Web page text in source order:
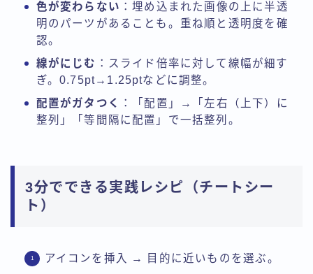
色が変わらない ：埋め込まれた画像の上に半透
明のパーツがあることも。重ね順と透明度を確
認。
線がにじむ ：スライド倍率に対して線幅が細す
ぎ。0.75pt→1.25ptなどに調整。
配置がガタつく
：「配置」→「左右（上下）に
整列」「等間隔に配置」で一括整列。
3分でできる実践レシピ（チートシー
ト）
アイコンを挿入 → 目的に近いものを選ぶ。